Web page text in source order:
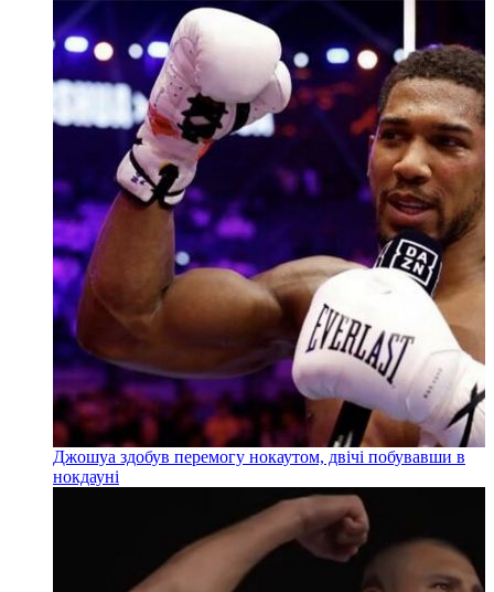
Джошуа здобув перемогу нокаутом, двічі побувавши в
нокдауні